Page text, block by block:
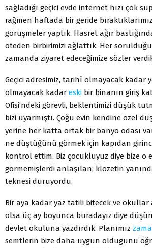
sağladığı geçici evde internet hızı çok
rağmen haftada bir geride
görüşmeler yaptık. Hasret ağır
öteden birbirimizi ağlattık. Her
zamanda ziyaret edeceğimize sözler
Geçici adresimiz, tarihî olmayacak kadar
olmayacak kadar eski bir binanın giriş
Ofisi’ndeki görevli, beklentimizi düşük
bizi uyarmıştı. Çoğu evin kendine özel
yerine her katta ortak bir banyo odası
ne düştüğünü görmek için kapıdan
kontrol ettim. Biz çocukluyuz diye bize o
görmemişlerdi anlaşılan; klozetin
teknesi duruyordu.
Bir aya kadar yaz tatili bitecek ve okullar
olsa üç ay boyunca buradayız diye
devlet okuluna yazdırdık. Planımız
semtlerin bize daha uygun oldugunu